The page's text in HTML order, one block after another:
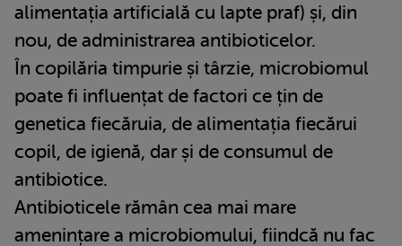
alimentația artificială cu lapte praf) și, din
nou, de administrarea antibioticelor.
În copilăria timpurie și târzie, microbiomul
poate fi influențat de factori ce țin de
genetica fiecăruia, de alimentația fiecărui
copil, de igienă, dar și de consumul de
antibiotice.
Antibioticele rămân cea mai mare
amenințare a microbiomului, fiindcă nu fac